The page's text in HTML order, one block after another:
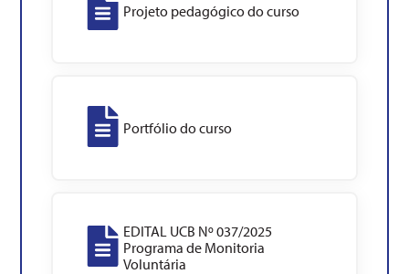
Projeto pedagógico do curso
Portfólio do curso
EDITAL UCB Nº 037/2025
Programa de Monitoria
Voluntária